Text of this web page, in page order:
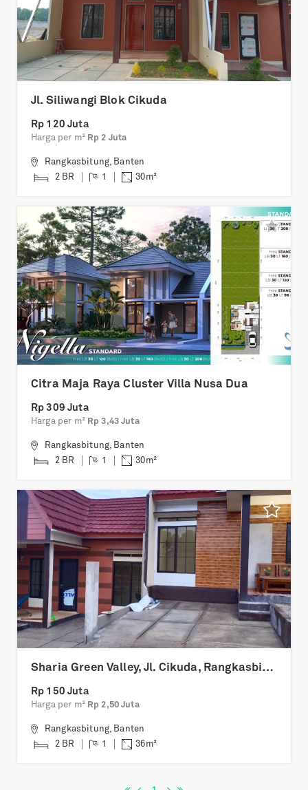
Jl. Siliwangi Blok Cikuda
Rp 120 Juta
Harga per m² Rp 2 Juta
Rangkasbitung, Banten
2 BR
1 30m²
Citra Maja Raya Cluster Villa Nusa Dua
Rp 309 Juta
Harga per m² Rp 3,43 Juta
Rangkasbitung, Banten
2 BR
1 30m²
Sharia Green Valley, Jl. Cikuda, Rangkasbitung Tim., Kabupaten Lebak
Rp 150 Juta
Harga per m² Rp 2,50 Juta
Rangkasbitung, Banten
2 BR
1 36m²